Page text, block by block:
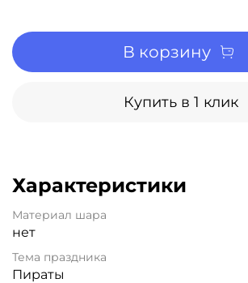
В корзину
Купить в 1 клик
Характеристики
Материал шара
нет
Тема праздника
Пираты